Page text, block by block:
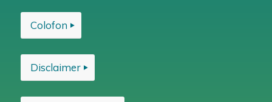
Colofon
Disclaimer